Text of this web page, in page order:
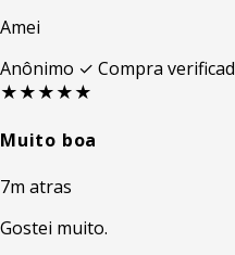
Amei
Anônimo ✓ Compra
★★★★★
Muito boa
7m atras
Gostei muito.